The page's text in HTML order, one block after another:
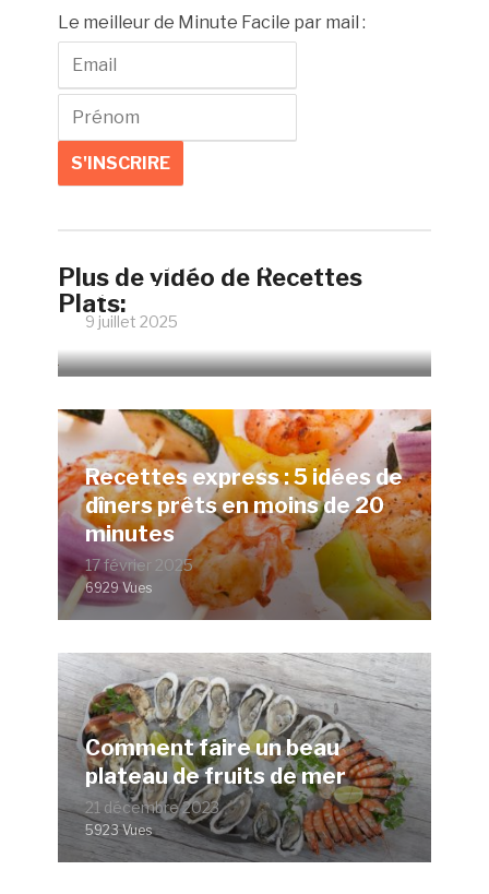
Le meilleur de Minute Facile par mail :
Plus de vidéo de Recettes
Plats:
Faire un œuf poché parfait
sans vinaigre
9 juillet 2025
Recettes express : 5 idées de
dîners prêts en moins de 20
minutes
17 février 2025
6929 Vues
Comment faire un beau
plateau de fruits de mer
21 décembre 2023
5923 Vues